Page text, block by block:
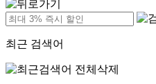
최근 검색어